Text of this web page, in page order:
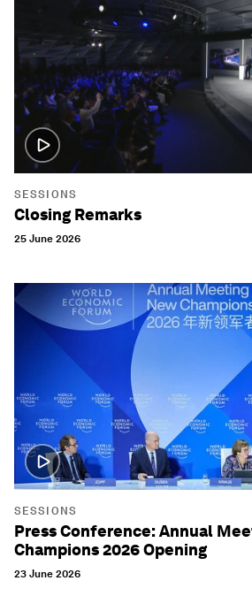
SESSIONS
Closing Remarks
25 June 2026
SESSIONS
Press Conference: Annual
Champions 2026 Opening
23 June 2026